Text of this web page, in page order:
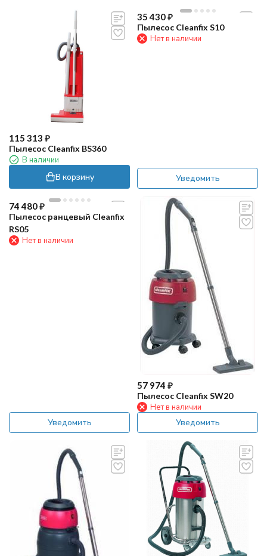
115 313 ₽
Пылесос Cleanfix BS360
В наличии
В корзину
35 430₽
Пылесос Cleanfix S10
Нет в наличии
Уведомить
74 480₽
Пылесос ранцевый Cleanfix
RS05
Нет в наличии
Уведомить
57 974 ₽
Пылесос Cleanfix SW20
Нет в наличии
Уведомить